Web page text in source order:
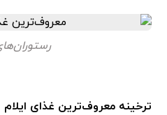
ترخینه معروف‌ترین غذای ایلام